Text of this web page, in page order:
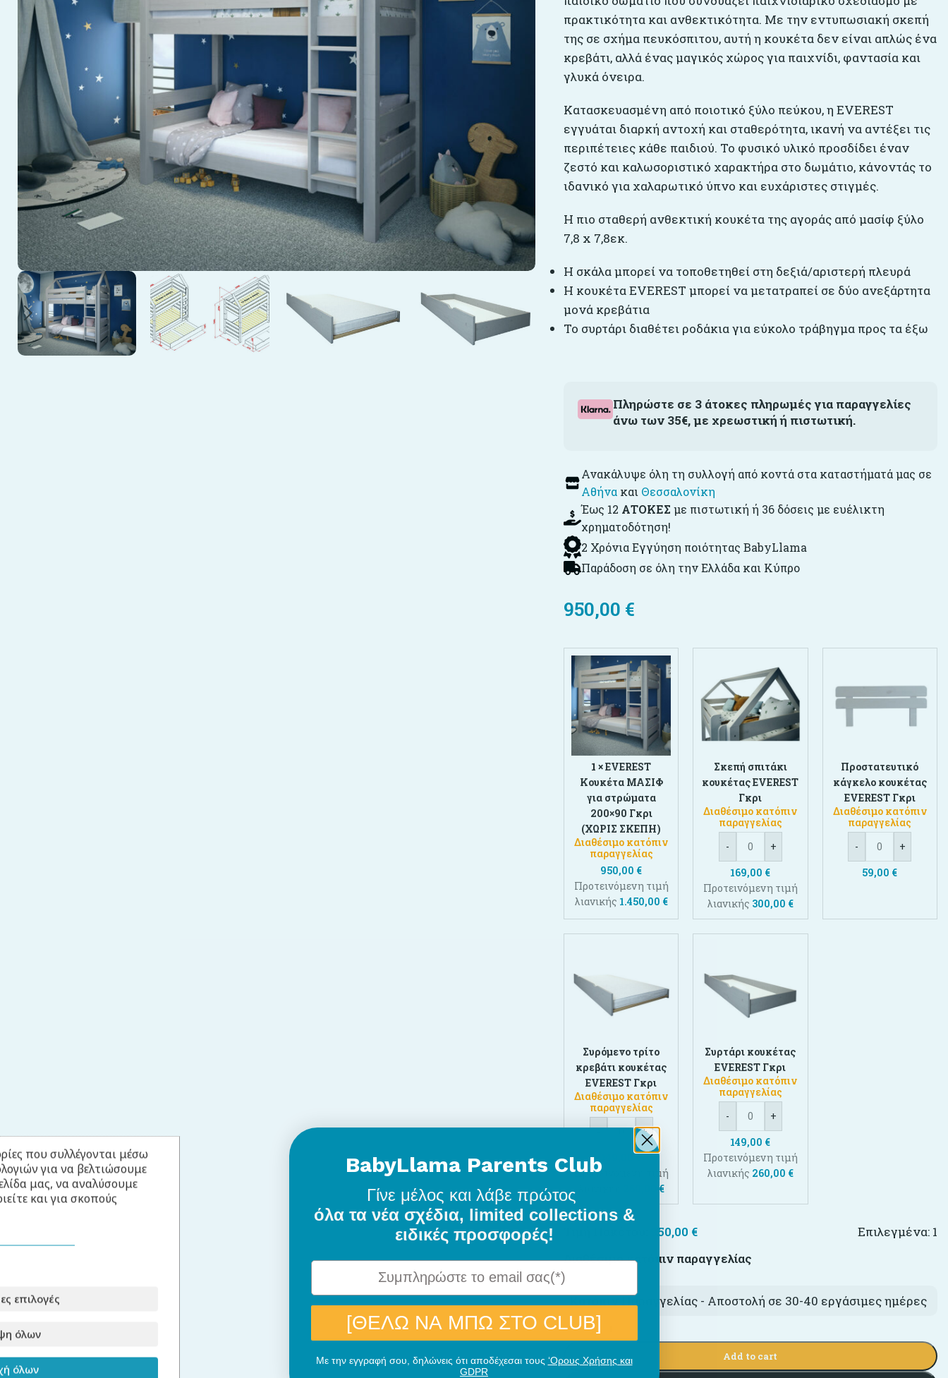
πρακτικότητα και ανθεκτικότητα. Με την εντυπωσιακή σκεπή
της σε σχήμα πευκόσπιτου, αυτή η κουκέτα δεν είναι απλώς ένα
κρεβάτι, αλλά ένας μαγικός χώρος για παιχνίδι, φαντασία και
γλυκά όνειρα.
Κατασκευασμένη από ποιοτικό ξύλο πεύκου, η EVEREST
εγγυάται διαρκή αντοχή και σταθερότητα, ικανή να αντέξει τις
περιπέτειες κάθε παιδιού. Το φυσικό υλικό προσδίδει έναν
ζεστό και καλωσοριστικό χαρακτήρα στο δωμάτιο, κάνοντάς το
ιδανικό για χαλαρωτικό ύπνο και ευχάριστες στιγμές.
Η πιο σταθερή ανθεκτική κουκέτα της αγοράς από μασίφ ξύλο
7,8 x 7,8εκ.
Η σκάλα μπορεί να τοποθετηθεί στη δεξιά/αριστερή πλευρά
Η κουκέτα EVEREST μπορεί να μετατραπεί σε δύο ανεξάρτητα
μονά κρεβάτια
Το συρτάρι διαθέτει ροδάκια για εύκολο τράβηγμα προς τα έξω
Πληρώστε σε 3 άτοκες πληρωμές για παραγγελίες
άνω των 35€, με χρεωστική ή πιστωτική.
Ανακάλυψε όλη τη συλλογή από κοντά στα καταστήματά μας σε
Αθήνακαι Θεσσαλονίκη
Έως 12 ΑΤΟΚΕΣ με πιστωτική ή 36 δόσεις με ευέλικτη
χρηματοδότηση!
2 Χρόνια Εγγύηση ποιότητας BabyLlama
Παράδοση σε όλη την Ελλάδα και Κύπρο
950,00 €
1 ×EVEREST
Κουκέτα ΜΑΣΙΦ
για στρώματα
200×90 Γκρι
(ΧΩΡΙΣ ΣΚΕΠΗ)
Διαθέσιμο κατόπιν
παραγγελίας
950,00 €
Προτεινόμενη τιμή
λιανικής 1.450,00 €
Σκεπή σπιτάκι
κουκέτας EVEREST
Γκρι
Διαθέσιμο κατόπιν
παραγγελίας
-
+
169,00 €
Προτεινόμενη τιμή
λιανικής 300,00 €
Προστατευτικό
κάγκελο κουκέτας
EVEREST Γκρι
Διαθέσιμο κατόπιν
παραγγελίας
-
+
59,00 €
Συρόμενο τρίτο
κρεβάτι κουκέτας
EVEREST Γκρι
Διαθέσιμο κατόπιν
παραγγελίας
-
+
149,00€
Προτεινόμενη τιμή
€
Συρτάρι κουκέτας
EVEREST Γκρι
Διαθέσιμο κατόπιν
παραγγελίας
-
+
149,00 €
Προτεινόμενη τιμή
λιανικής 260,00 €
950,00 € Επιλεγμένα: 1
Διαθέσιμο κατόπιν παραγγελίας
Κατόπιν Παραγγελίας - Αποστολή σε 30-40 εργάσιμες ημέρες
-
Add to cart
που συλλέγονται μέσω
για να βελτιώσουμε
μας, να αναλύσουμε
και για σκοπούς
επιλογές
όλων
όλων
BabyLlama Parents Club
Γίνε μέλος και λάβε πρώτος
όλα τα νέα σχέδια, limited collections &
ειδικές προσφορές!
[ΘΕΛΩ ΝΑ ΜΠΩ ΣΤΟ CLUB]
Με την εγγραφή σου, δηλώνεις ότι αποδέχεσαι τους ‘Ορους Χρήσης και
GDPR